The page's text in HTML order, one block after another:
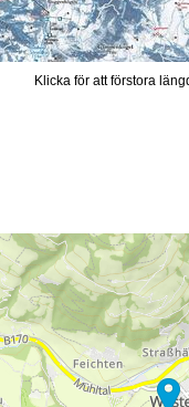
Klicka för att förstora